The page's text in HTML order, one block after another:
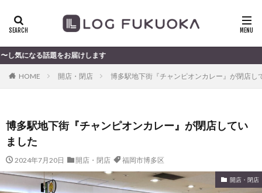
をお届けします
HOME 開店・閉店 博多駅地下街『チャンピオンカレー』が閉店し
博多駅地下街『チャンピオンカレー』が閉店してい
ました
2024年7月20日 開店・閉店 福岡市博多区
開店・閉店